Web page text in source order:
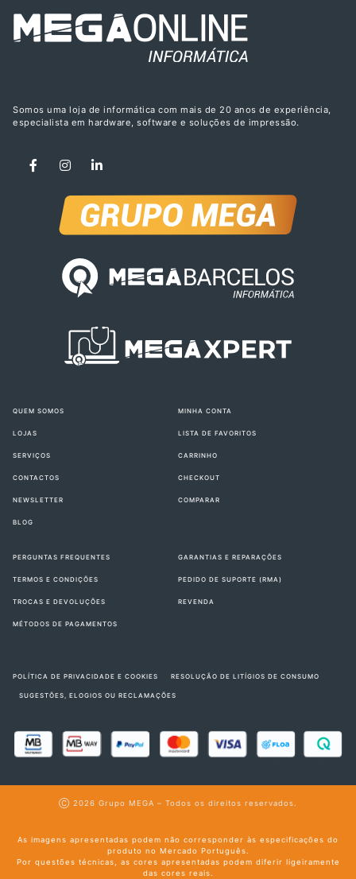
Somos uma loja de informática com mais de 20 anos de experiência,
especialista em hardware, software e soluções de impressão.
QUEM SOMOS
LOJAS
SERVIÇOS
CONTACTOS
NEWSLETTER
BLOG
MINHA CONTA
LISTA DE FAVORITOS
CARRINHO
CHECKOUT
COMPARAR
PERGUNTAS FREQUENTES
TERMOS E CONDIÇÕES
TROCAS E DEVOLUÇÕES
MÉTODOS DE PAGAMENTOS
GARANTIAS E REPARAÇÕES
PEDIDO DE SUPORTE (RMA)
REVENDA
POLÍTICA DE PRIVACIDADE E COOKIES RESOLUÇÃO DE LITÍGIOS DE CONSUMO
SUGESTÕES, ELOGIOS OU RECLAMAÇÕES
Ⓒ 2026 Grupo MEGA – Todos os direitos reservados.
As imagens apresentadas podem não corresponder às especificações do
produto no Mercado Português.
Por questões técnicas, as cores apresentadas podem diferir ligeiramente
das cores reais.